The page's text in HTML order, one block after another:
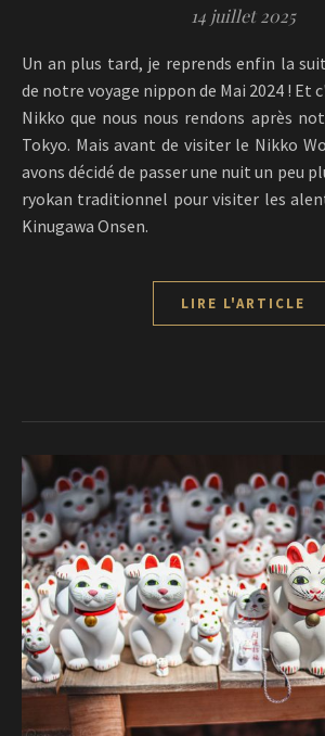
14 juillet 2025
Un an plus tard, je reprends enfin la suite des publications
de notre voyage nippon de Mai 2024 ! Et
Nikko que nous nous rendons après
Tokyo. Mais avant de visiter le Nikko
avons décidé de passer une nuit un peu
ryokan traditionnel pour visiter les
Kinugawa Onsen.
LIRE L'ARTICLE